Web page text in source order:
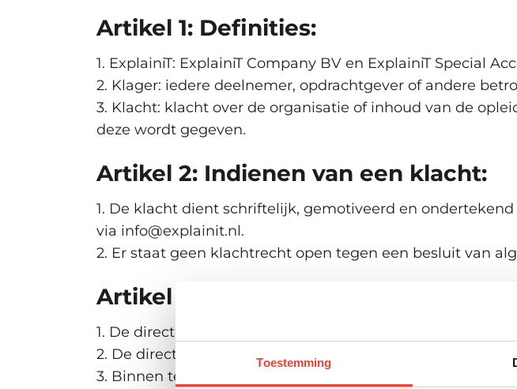
Toestemming
Artikel 1: Definities:
1. ExplainiT: ExplainiT Company BV en ExplainiT Special
2. Klager: iedere deelnemer, opdrachtgever of andere
3. Klacht: klacht over de organisatie of inhoud van de
deze wordt gegeven.
Artikel 2: Indienen van een klacht:
1. De klacht dient schriftelijk, gemotiveerd en
via info@explainit.nl.
2. Er staat geen klachtrecht open tegen een besluit van
Artikel 3: Behandeling van de klacht:
1. De directie bevestigt de ontvangst van de klacht aan de
2. De directie verstrekt aan de klager alle relevante
3. Binnen ten hoogste vier weken na ontvangst van de